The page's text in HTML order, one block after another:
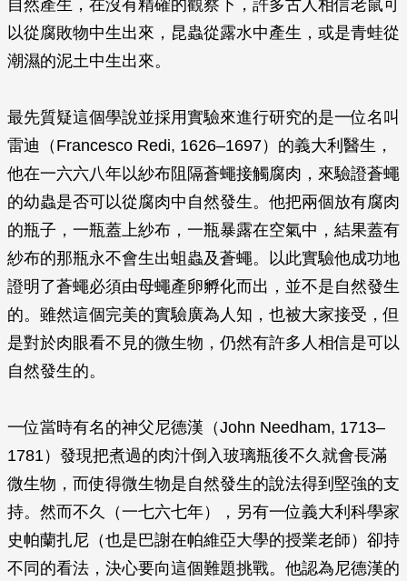
自然產生，在沒有精確的觀察下，許多古人相信老鼠可
以從腐敗物中生出來，昆蟲從露水中產生，或是青蛙從
潮濕的泥土中生出來。
最先質疑這個學說並採用實驗來進行研究的是一位名叫
雷迪（Francesco Redi, 1626–1697）的義大利醫生，
他在一六六八年以紗布阻隔蒼蠅接觸腐肉，來驗證蒼蠅
的幼蟲是否可以從腐肉中自然發生。他把兩個放有腐肉
的瓶子，一瓶蓋上紗布，一瓶暴露在空氣中，結果蓋有
紗布的那瓶永不會生出蛆蟲及蒼蠅。以此實驗他成功地
證明了蒼蠅必須由母蠅產卵孵化而出，並不是自然發生
的。雖然這個完美的實驗廣為人知，也被大家接受，但
是對於肉眼看不見的微生物，仍然有許多人相信是可以
自然發生的。
一位當時有名的神父尼德漢（John Needham, 1713–
1781）發現把煮過的肉汁倒入玻璃瓶後不久就會長滿
微生物，而使得微生物是自然發生的說法得到堅強的支
持。然而不久（一七六七年），另有一位義大利科學家
史帕蘭扎尼（也是巴謝在帕維亞大學的授業老師）卻持
不同的看法，決心要向這個難題挑戰。他認為尼德漢的